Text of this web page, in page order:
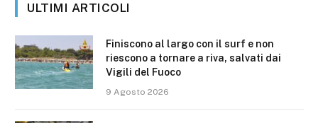
ULTIMI ARTICOLI
Finiscono al largo con il surf e non
riescono a tornare a riva, salvati dai
Vigili del Fuoco
9 Agosto 2026